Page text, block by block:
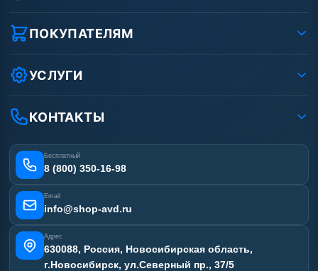
О компании
Реквизиты ООО «Шоп АВД»
Условия соглашения
Вакансии
Статьи
ПОКУПАТЕЛЯМ
Как заказать?
Оплата
Лизинг
Получить скидку
УСЛУГИ
Ремонт АВД
Сертификаты
Отзывы наших клиентов
Карта сайта
КОНТАКТЫ
Бесплатный
8 (800) 350-16-98
Email
info@shop-avd.ru
Адрес
630088, Россия, Новосибирская область,
г.Новосибирск, ул.Северный пр., 37/5